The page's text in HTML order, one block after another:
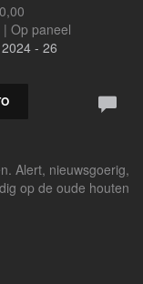
Op paneel
- 26
Alert, nieuwsgoerig,
op de oude houten